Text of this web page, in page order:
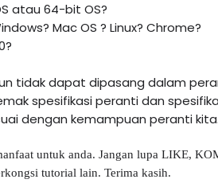
atau 64-bit OS?
Mac OS ? Linux? Chrome?
tidak dapat dipasang dalam
spesifikasi peranti dan
dengan kemampuan peranti kita.
untuk anda. Jangan lupa LIKE,
tutorial lain. Terima kasih.